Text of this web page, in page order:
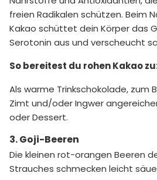
freien Radikalen schützen. Beim
Kakao schüttet dein Körper das
Serotonin aus und verscheucht
So bereitest du rohen Kakao
Als warme Trinkschokolade, zum
Zimt und/oder Ingwer
oder Dessert.
3. Goji-Beeren
Die kleinen rot-orangen Beeren
Strauches schmecken leicht